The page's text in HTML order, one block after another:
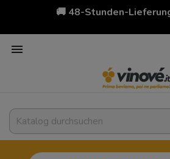
🚚 48-Stunden-
